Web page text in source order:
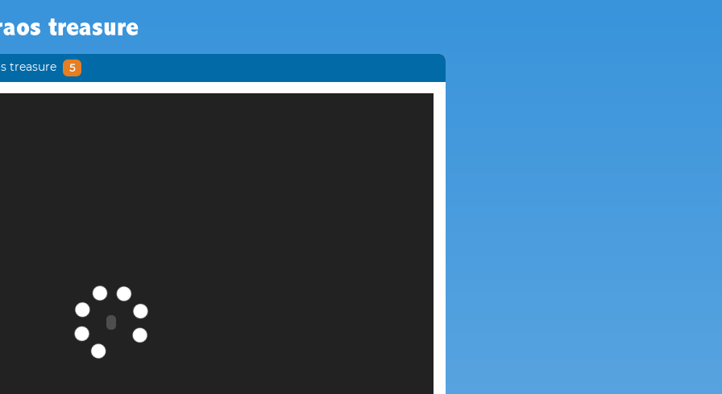
treasure
treasure 5